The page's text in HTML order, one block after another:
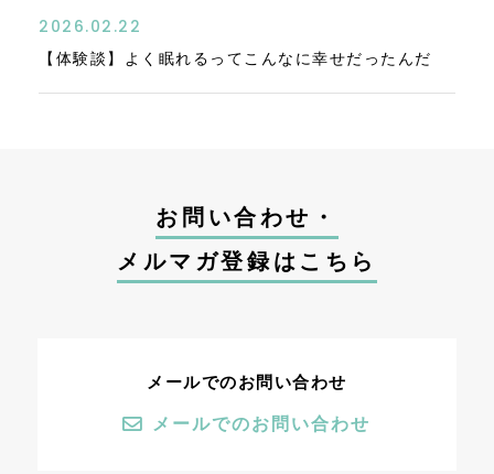
2026.02.22
【体験談】よく眠れるってこんなに幸せだったんだ
お問い合わせ・
メルマガ登録はこちら
メールでのお問い合わせ
メールでのお問い合わせ